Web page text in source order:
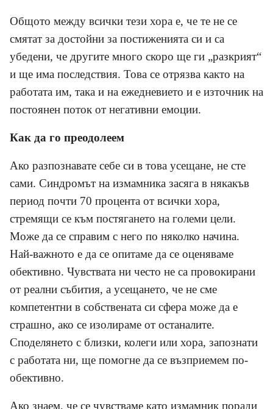
Общото между всички тези хора е, че те не се
смятат за достойни за постиженията си и са
убедени, че другите много скоро ще ги „разкрият“
и ще има последствия. Това се отрязва както на
работата им, така и на ежедневието и е източник на
постоянен поток от негативни емоции.
Как да го преодолеем
Ако разпознавате себе си в това усещане, не сте
сами. Синдромът на измамника засяга в някакъв
период почти 70 процента от всички хора,
стремящи се към постягането на големи цели.
Може да се справим с него по няколко начина.
Най-важното е да се опитаме да се оценяваме
обективно. Чувствата ни често не са провокирани
от реални събития, а усещането, че не сме
компетентни в собствената си сфера може да е
страшно, ако се изолираме от останалите.
Споделянето с близки, колеги или хора, запознати
с работата ни, ще помогне да се възприемем по-
обективно.
Ако знаем, че се чувстваме като измамник поради